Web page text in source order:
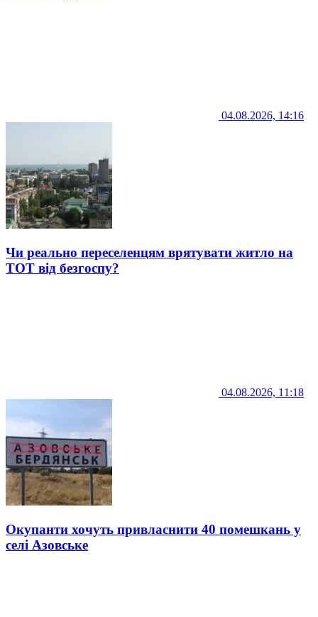
04.08.2026, 14:16
Чи реально переселенцям врятувати житло на
ТОТ від безгоспу?
04.08.2026, 11:18
Окупанти хочуть привласнити 40 помешкань у
селі Азовське